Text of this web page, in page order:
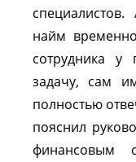
найм
сотрудника у
задачу, сам
полностью
пояснил
финансовым